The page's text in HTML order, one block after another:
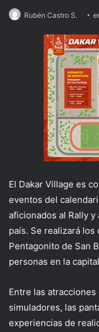
Rubén Castro S.
El Dakar Village es
eventos del
aficionados al Rally
país. Se realizará
Pentagonito de San
personas en la
Entre las
simuladores, las
experiencias de